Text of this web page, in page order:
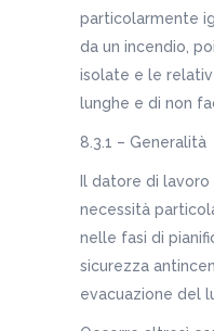
particolarmente
da un incendio,
isolate e le
lunghe e di non
8.3.1 – Generalità
Il datore di
necessità
nelle fasi di
sicurezza
evacuazione del